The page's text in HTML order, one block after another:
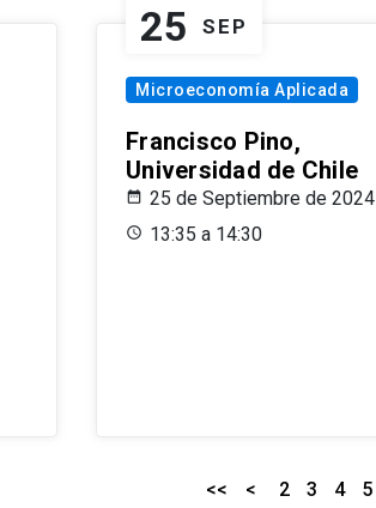
25 SEP
Microeconomía Aplicada
Francisco Pino,
Universidad de Chile
25 de Septiembre de 2024
13:35 a 14:30
<< < 2 3 4 5